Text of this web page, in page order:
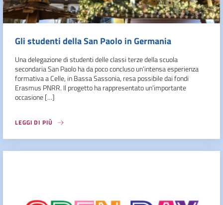
Gli studenti della San Paolo in Germania
Una delegazione di studenti delle classi terze della scuola
secondaria San Paolo ha da poco concluso un’intensa esperienza
formativa a Celle, in Bassa Sassonia, resa possibile dai fondi
Erasmus PNRR. Il progetto ha rappresentato un’importante
occasione […]
LEGGI DI PIÙ